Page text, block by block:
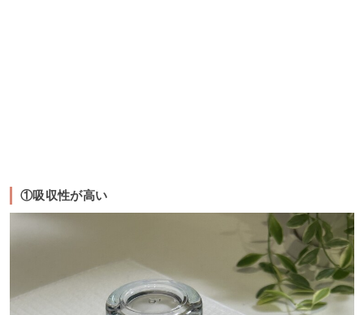
①吸収性が高い